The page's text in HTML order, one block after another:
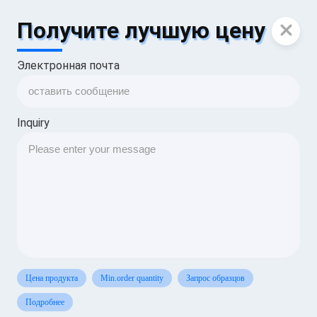
Получите лучшую цену
Электронная почта
Inquiry
Цена продукта Min.order quantity Запрос образцов
Подробнее